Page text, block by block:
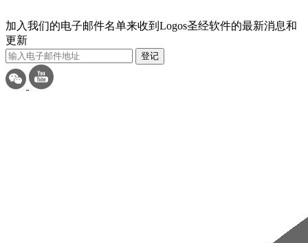
加入我们的电子邮件名单来收到Logos圣经软件的最新消息和
更新
登记